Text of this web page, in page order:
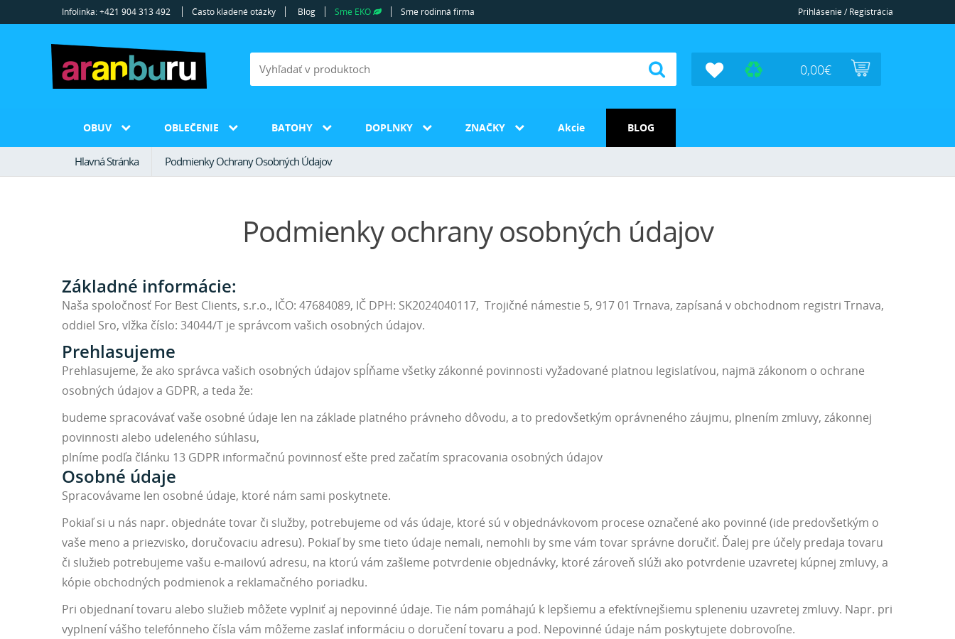
Infolinka: +421 904 313 492 Často kladené otázky Blog Sme EKO Sme rodinná firma Prihlásenie / Registrácia
0,00€
OBUV OBLEČENIE BATOHY DOPLNKY ZNAČKY Akcie BLOG
Hlavná Stránka Podmienky Ochrany Osobných Údajov
Podmienky ochrany osobných údajov
Základné informácie:
Naša spoločnosť For Best Clients, s.r.o., IČO: 47684089, IČ DPH: SK2024040117, Trojičné námestie 5, 917 01 Trnava, zapísaná v obchodnom registri Trnava,
oddiel Sro, vlžka číslo: 34044/T je správcom vašich osobných údajov.
Prehlasujeme
Prehlasujeme, že ako správca vašich osobných údajov spĺňame všetky zákonné povinnosti vyžadované platnou legislatívou, najmä zákonom o ochrane
osobných údajov a GDPR, a teda že:
budeme spracovávať vaše osobné údaje len na základe platného právneho dôvodu, a to predovšetkým oprávneného záujmu, plnením zmluvy, zákonnej
povinnosti alebo udeleného súhlasu,
plníme podľa článku 13 GDPR informačnú povinnosť ešte pred začatím spracovania osobných údajov
Osobné údaje
Spracovávame len osobné údaje, ktoré nám sami poskytnete.
Pokiaľ si u nás napr. objednáte tovar či služby, potrebujeme od vás údaje, ktoré sú v objednávkovom procese označené ako povinné (ide predovšetkým o
vaše meno a priezvisko, doručovaciu adresu). Pokiaľ by sme tieto údaje nemali, nemohli by sme vám tovar správne doručiť. Ďalej pre účely predaja tovaru
či služieb potrebujeme vašu e-mailovú adresu, na ktorú vám zašleme potvrdenie objednávky, ktoré zároveň slúži ako potvrdenie uzavretej kúpnej zmluvy, a
kópie obchodných podmienok a reklamačného poriadku.
Pri objednaní tovaru alebo služieb môžete vyplniť aj nepovinné údaje. Tie nám pomáhajú k lepšiemu a efektívnejšiemu spleneniu uzavretej zmluvy. Napr. pri
vyplnení vášho telefónneho čísla vám môžeme zaslať informáciu o doručení tovaru a pod. Nepovinné údaje nám poskytujete dobrovoľne.